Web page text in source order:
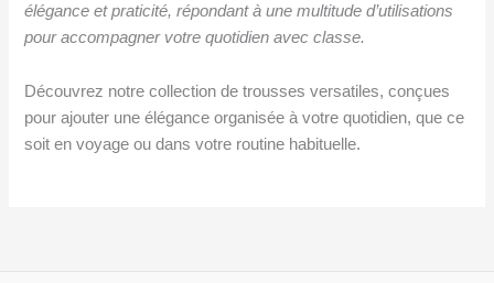
élégance et praticité, répondant à une multitude d’utilisations
pour accompagner votre quotidien avec classe.
Découvrez notre collection de trousses versatiles, conçues
pour ajouter une élégance organisée à votre quotidien, que ce
soit en voyage ou dans votre routine habituelle.